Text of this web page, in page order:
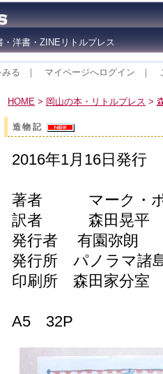
洋書・ZINEリトルプレス
みる ｜ マイページへログイン ｜
HOME > 岡山の本・リトルプレス >
造物記
2016年1月16日発行
著者 マーク・ポ
訳者 森田晃平
発行者 有園弥朗
発行所 パノラマ諸
印刷所 森田家分室
A5 32P